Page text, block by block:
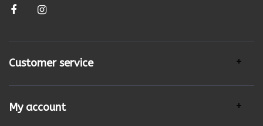
Customer service
My account